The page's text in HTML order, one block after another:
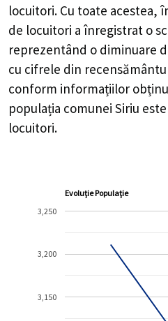
locuitori. Cu toate acestea,
de locuitori a înregistrat o
reprezentând o diminuare
cu cifrele din
conform informațiilor
populația comunei Siriu
locuitori.
Evoluție Populație
3,150
3,200
3,250